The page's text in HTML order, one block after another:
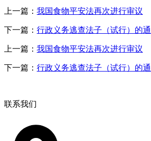
上一篇： 我国食物平安法再次进行审议
下一篇： 行政义务逃查法子（试行）的
上一篇： 我国食物平安法再次进行审议
下一篇： 行政义务逃查法子（试行）的
联系我们